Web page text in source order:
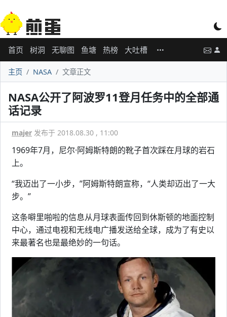
首页 树洞 无聊图 鱼塘 热榜 大吐槽
主页 NASA 文章正文
NASA公开了阿波罗11登月任务中的全部通
话记录
majer 发布于 2018.08.30 , 11:00
1969年7月，尼尔·阿姆斯特朗的靴子首次踩在月球的岩石
上。
“我迈出了一小步，”阿姆斯特朗宣称，“人类却迈出了一大
步。”
这条噼里啪啦的信息从月球表面传回到休斯顿的地面控制
中心，通过电视和无线电广播发送给全球，成为了有史以
来最著名也是最绝妙的一句话。